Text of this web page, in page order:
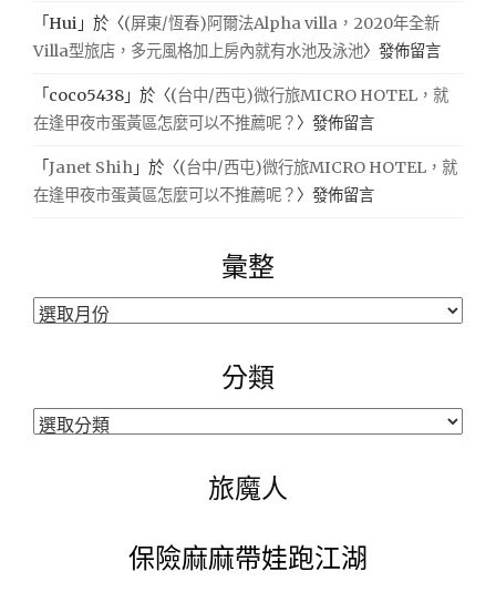
「Hui 」於〈(屏東/恆春)阿爾法Alpha villa，2020年全新
Villa型旅店，多元風格加上房內就有水池及泳池〉發佈留言
「 coco5438 」於〈(台中/西屯)微行旅MICRO HOTEL，就
在逢甲夜市蛋黃區怎麼可以不推薦呢？ 〉發佈留言
「Janet Shih 」於〈(台中/西屯)微行旅MICRO HOTEL，就
在逢甲夜市蛋黃區怎麼可以不推薦呢？ 〉發佈留言
彙整
彙
分類
分
旅魔人
保險麻麻帶娃跑江湖